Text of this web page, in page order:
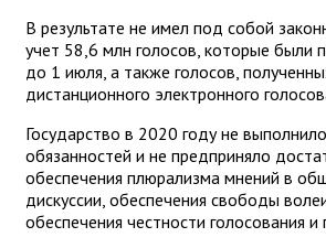
В результате не имел под собой
учет 58,6 млн голосов, которые были
до 1 июля, а также голосов,
дистанционного электронного
Государство в 2020 году не
обязанностей и не предприняло
обеспечения плюрализма мнений в
дискуссии, обеспечения свободы
обеспечения честности голосования и